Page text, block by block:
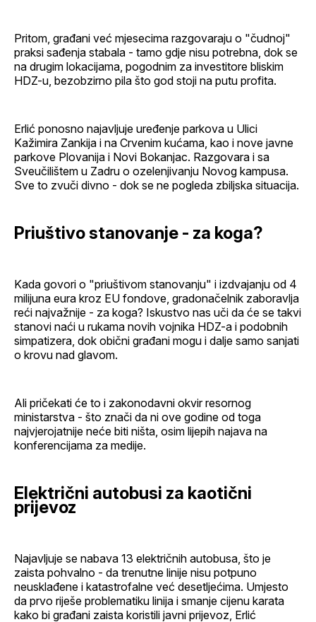
Pritom, građani već mjesecima razgovaraju o "čudnoj"
praksi sađenja stabala - tamo gdje nisu potrebna, dok se
na drugim lokacijama, pogodnim za investitore bliskim
HDZ-u, bezobzirno pila što god stoji na putu profita.
Erlić ponosno najavljuje uređenje parkova u Ulici
Kažimira Zankija i na Crvenim kućama, kao i nove javne
parkove Plovanija i Novi Bokanjac. Razgovara i sa
Sveučilištem u Zadru o ozelenjivanju Novog kampusa.
Sve to zvuči divno - dok se ne pogleda zbiljska situacija.
Priuštivo stanovanje - za koga?
Kada govori o "priuštivom stanovanju" i izdvajanju od 4
milijuna eura kroz EU fondove, gradonačelnik zaboravlja
reći najvažnije - za koga? Iskustvo nas uči da će se takvi
stanovi naći u rukama novih vojnika HDZ-a i podobnih
simpatizera, dok obični građani mogu i dalje samo sanjati
o krovu nad glavom.
Ali pričekati će to i zakonodavni okvir resornog
ministarstva - što znači da ni ove godine od toga
najvjerojatnije neće biti ništa, osim lijepih najava na
konferencijama za medije.
Električni autobusi za kaotični
prijevoz
Najavljuje se nabava 13 električnih autobusa, što je
zaista pohvalno - da trenutne linije nisu potpuno
neusklađene i katastrofalne već desetljećima. Umjesto
da prvo riješe problematiku linija i smanje cijenu karata
kako bi građani zaista koristili javni prijevoz, Erlić